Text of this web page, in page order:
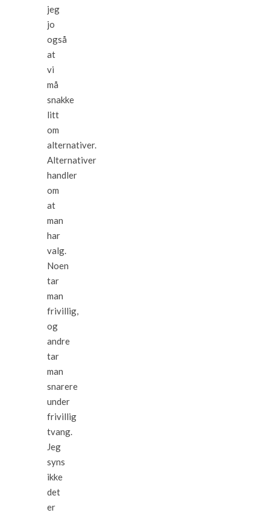
jeg
jo
også
at
vi
må
snakke
litt
om
alternativer.
Alternativer
handler
om
at
man
har
valg.
Noen
tar
man
frivillig,
og
andre
tar
man
snarere
under
frivillig
tvang.
Jeg
syns
ikke
det
er